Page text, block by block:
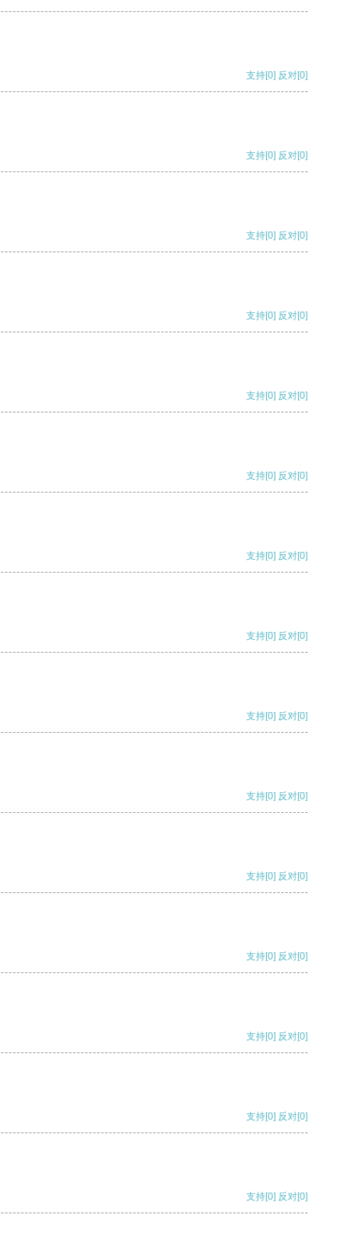
支持[0] 反对[0]
支持[0] 反对[0]
支持[0] 反对[0]
支持[0] 反对[0]
支持[0] 反对[0]
支持[0] 反对[0]
支持[0] 反对[0]
支持[0] 反对[0]
支持[0] 反对[0]
支持[0] 反对[0]
支持[0] 反对[0]
支持[0] 反对[0]
支持[0] 反对[0]
支持[0] 反对[0]
支持[0] 反对[0]